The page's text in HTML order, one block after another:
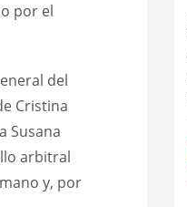
por el
del
Cristina
Susana
arbitral
y, por